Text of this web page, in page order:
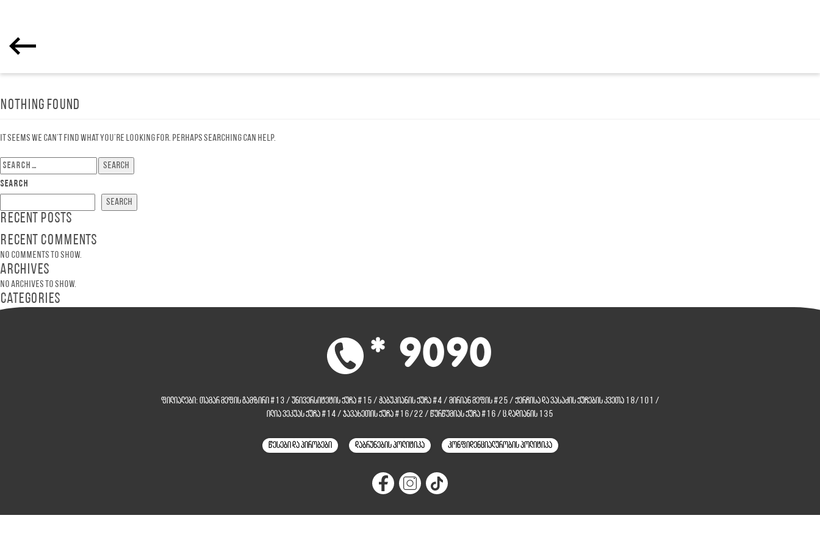
Nothing Found
It seems we can’t find what you’re looking for. Perhaps searching can help.
Search
for:
Search
Search
Recent Posts
Recent Comments
No comments to show.
Archives
No archives to show.
Categories
* 9090
ფილიალები:თამარ მეფის გამზირი #13/უნივერსიტეტის ქუჩა #15/ჭაბუკიანის ქუჩა #4/მირიან მეფის #25/ქერჩისა და ვასაძის ქუჩების კვეთა 18/101 /
ილია ვეკუას ქუჩა #14/ჯავახეთის ქუჩა #16/22/ წურწუმიას ქუჩა #16/ც.დადიანის 135
წესები და პირობები დაბრუნების პოლიტიკა კონფიდენციალურობის პოლიტიკა